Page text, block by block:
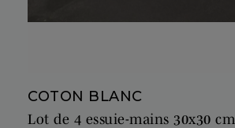
COTON BLANC
Lot de 4 essuie-mains 30x30 cm